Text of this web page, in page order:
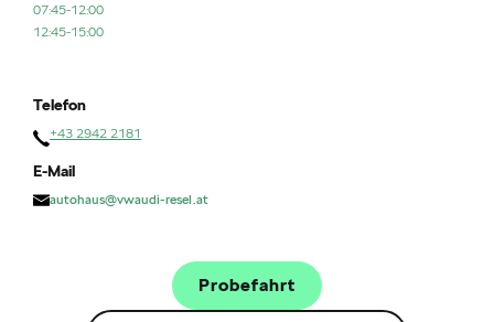
07:45-12:00
12:45-15:00
Telefon
+43 2942 2181
E-Mail
autohaus@vwaudi-resel.at
Probefahrt